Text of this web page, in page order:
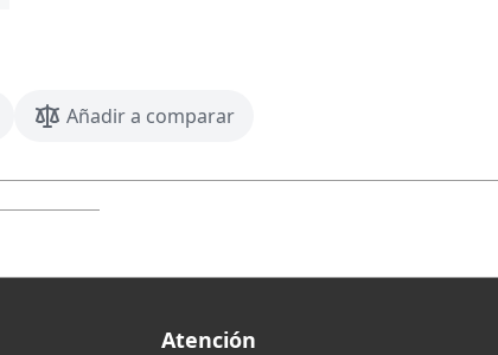
Añadir a comparar
Atención